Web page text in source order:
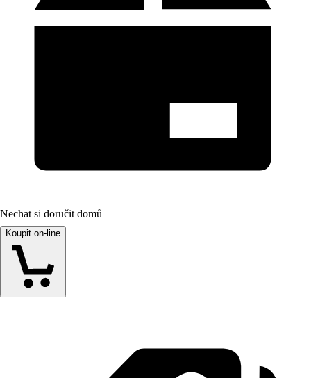
Nechat si doručit domů
Koupit on-line